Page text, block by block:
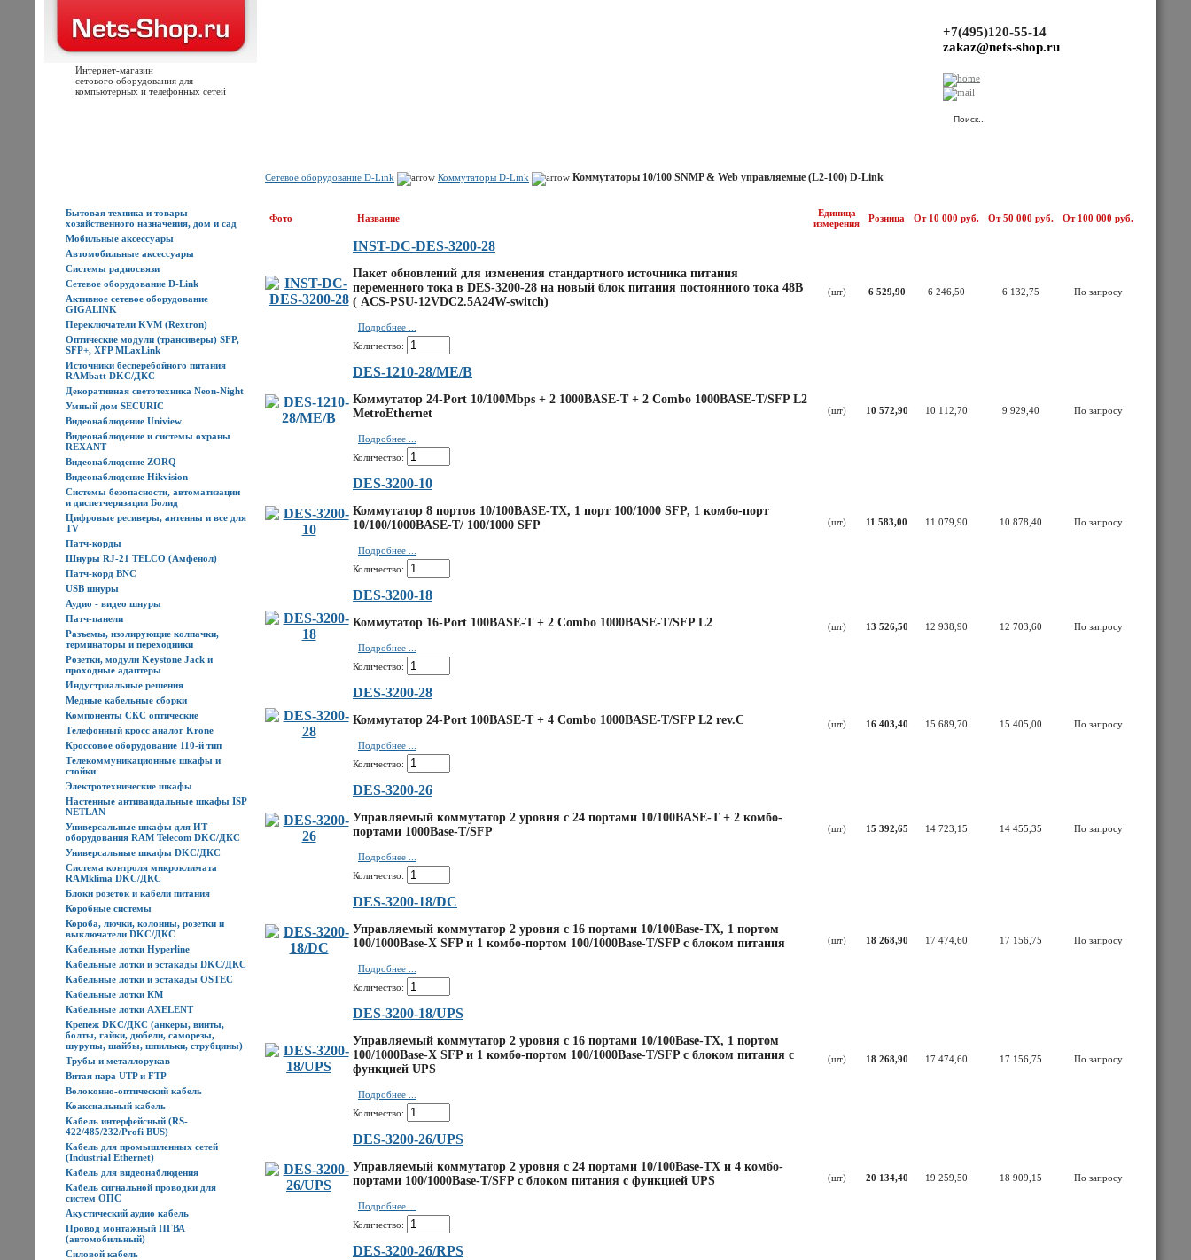
Интернет-магазин
сетового оборудования для
компьютерных и телефонных сетей
+7(495)120-55-14
zakaz@nets-shop.ru
Бытовая техника и товары
хозяйственного назначения, дом и сад
Мобильные аксессуары
Автомобильные аксессуары
Системы радиосвязи
Сетевое оборудование D-Link
Активное сетевое оборудование
GIGALINK
Переключатели KVM (Rextron)
Оптические модули (трансиверы) SFP,
SFP+, XFP MLaxLink
Источники бесперебойного питания
RAMbatt DKC/ДКС
Декоративная светотехника Neon-Night
Умный дом SECURIC
Видеонаблюдение Uniview
Видеонаблюдение и системы охраны
REXANT
Видеонаблюдение ZORQ
Видеонаблюдение Hikvision
Системы безопасности, автоматизации
и диспетчеризации Болид
Цифровые ресиверы, антенны и все для
TV
Патч-корды
Шнуры RJ-21 TELCO (Амфенол)
Патч-корд BNC
USB шнуры
Аудио - видео шнуры
Патч-панели
Разъемы, изолирующие колпачки,
терминаторы и переходники
Розетки, модули Keystone Jack и
проходные адаптеры
Индустриальные решения
Медные кабельные сборки
Компоненты СКС оптические
Телефонный кросс аналог Krone
Кроссовое оборудование 110-й тип
Телекоммуникационные шкафы и
стойки
Электротехнические шкафы
Настенные антивандальные шкафы ISP
NETLAN
Универсальные шкафы для ИТ-
оборудования RAM Telecom DKC/ДКС
Универсальные шкафы DKC/ДКС
Система контроля микроклимата
RAMklima DKC/ДКС
Блоки розеток и кабели питания
Коробные системы
Короба, лючки, колонны, розетки и
выключатели DKC/ДКС
Кабельные лотки Hyperline
Кабельные лотки и эстакады DKC/ДКС
Кабельные лотки и эстакады OSTEC
Кабельные лотки КМ
Кабельные лотки AXELENT
Крепеж DKC/ДКС (анкеры, винты,
болты, гайки, дюбели, саморезы,
шурупы, шайбы, шпильки, струбцины)
Трубы и металлорукав
Витая пара UTP и FTP
Волоконно-оптический кабель
Коаксиальный кабель
Кабель интерфейсный (RS-
422/485/232/Profi BUS)
Кабель для промышленных сетей
(Industrial Ethernet)
Кабель для видеонаблюдения
Кабель сигнальной проводки для
систем ОПС
Акустический аудио кабель
Провод монтажный ПГВА
(автомобильный)
Силовой кабель
Сетевое оборудование D-Link Коммутаторы D-Link Коммутаторы 10/100 SNMP & Web управляемые (L2-100) D-Link
Фото Название
Единица
измерения
Розница От 10 000 руб. От 50 000 руб. От 100 000 руб.
INST-DC-DES-3200-28
Пакет обновлений для изменения стандартного источника питания
переменного тока в DES-3200-28 на новый блок питания постоянного тока 48В
( ACS-PSU-12VDC2.5A24W-switch)
Подробнее ...
Количество:
(шт) 6 529,90 6 246,50 6 132,75 По запросу
DES-1210-28/ME/B
Коммутатор 24-Port 10/100Mbps + 2 1000BASE-T + 2 Combo 1000BASE-T/SFP L2
MetroEthernet
Подробнее ...
Количество:
(шт) 10 572,90 10 112,70 9 929,40 По запросу
DES-3200-10
Коммутатор 8 портов 10/100BASE-TX, 1 порт 100/1000 SFP, 1 комбо-порт
10/100/1000BASE-T/ 100/1000 SFP
Подробнее ...
Количество:
(шт) 11 583,00 11 079,90 10 878,40 По запросу
DES-3200-18
Коммутатор 16-Port 100BASE-T + 2 Combo 1000BASE-T/SFP L2
Подробнее ...
Количество:
(шт) 13 526,50 12 938,90 12 703,60 По запросу
DES-3200-28
Коммутатор 24-Port 100BASE-T + 4 Combo 1000BASE-T/SFP L2 rev.C
Подробнее ...
Количество:
(шт) 16 403,40 15 689,70 15 405,00 По запросу
DES-3200-26
Управляемый коммутатор 2 уровня с 24 портами 10/100BASE-T + 2 комбо-
портами 1000Base-T/SFP
Подробнее ...
Количество:
(шт) 15 392,65 14 723,15 14 455,35 По запросу
DES-3200-18/DC
Управляемый коммутатор 2 уровня с 16 портами 10/100Base-TX, 1 портом
100/1000Base-X SFP и 1 комбо-портом 100/1000Base-T/SFP с блоком питания
Подробнее ...
Количество:
(шт) 18 268,90 17 474,60 17 156,75 По запросу
DES-3200-18/UPS
Управляемый коммутатор 2 уровня с 16 портами 10/100Base-TX, 1 портом
100/1000Base-X SFP и 1 комбо-портом 100/1000Base-T/SFP с блоком питания с
функцией UPS
Подробнее ...
Количество:
(шт) 18 268,90 17 474,60 17 156,75 По запросу
DES-3200-26/UPS
Управляемый коммутатор 2 уровня с 24 портами 10/100Base-TX и 4 комбо-
портами 100/1000Base-T/SFP с блоком питания с функцией UPS
Подробнее ...
Количество:
(шт) 20 134,40 19 259,50 18 909,15 По запросу
DES-3200-26/RPS